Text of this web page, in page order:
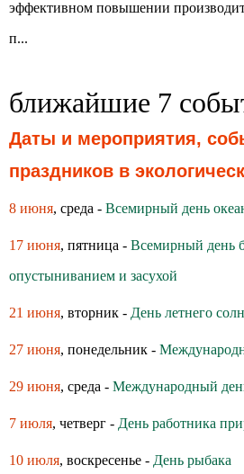
эффективном повышении
п...
ближайшие 7
Даты и мероприятия,
праздников в
8 июня, среда - Всемирный день
17 июня, пятница - Всемирный день
опустыниванием и засухой
21 июня, вторник - День летнего
27 июня, понедельник -
29 июня, среда - Международный
7 июля, четверг - День работника
10 июля, воскресенье - День рыбака